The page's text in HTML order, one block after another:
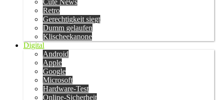
Cute News
Retro
Gerechtigkeit siegt
Dumm gelaufen
Klischeekanone
Digital
Android
Apple
Google
Microsoft
Hardware-Test
Online-Sicherheit